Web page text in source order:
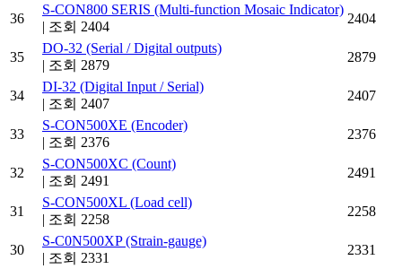
36
S-CON800 SERIS (Multi-function Mosaic Indicator)
| 조회 2404
2404
35
DO-32 (Serial / Digital outputs)
| 조회 2879
2879
34
DI-32 (Digital Input / Serial)
| 조회 2407
2407
33
S-CON500XE (Encoder)
| 조회 2376
2376
32
S-CON500XC (Count)
| 조회 2491
2491
31
S-CON500XL (Load cell)
| 조회 2258
2258
30
S-C0N500XP (Strain-gauge)
| 조회 2331
2331